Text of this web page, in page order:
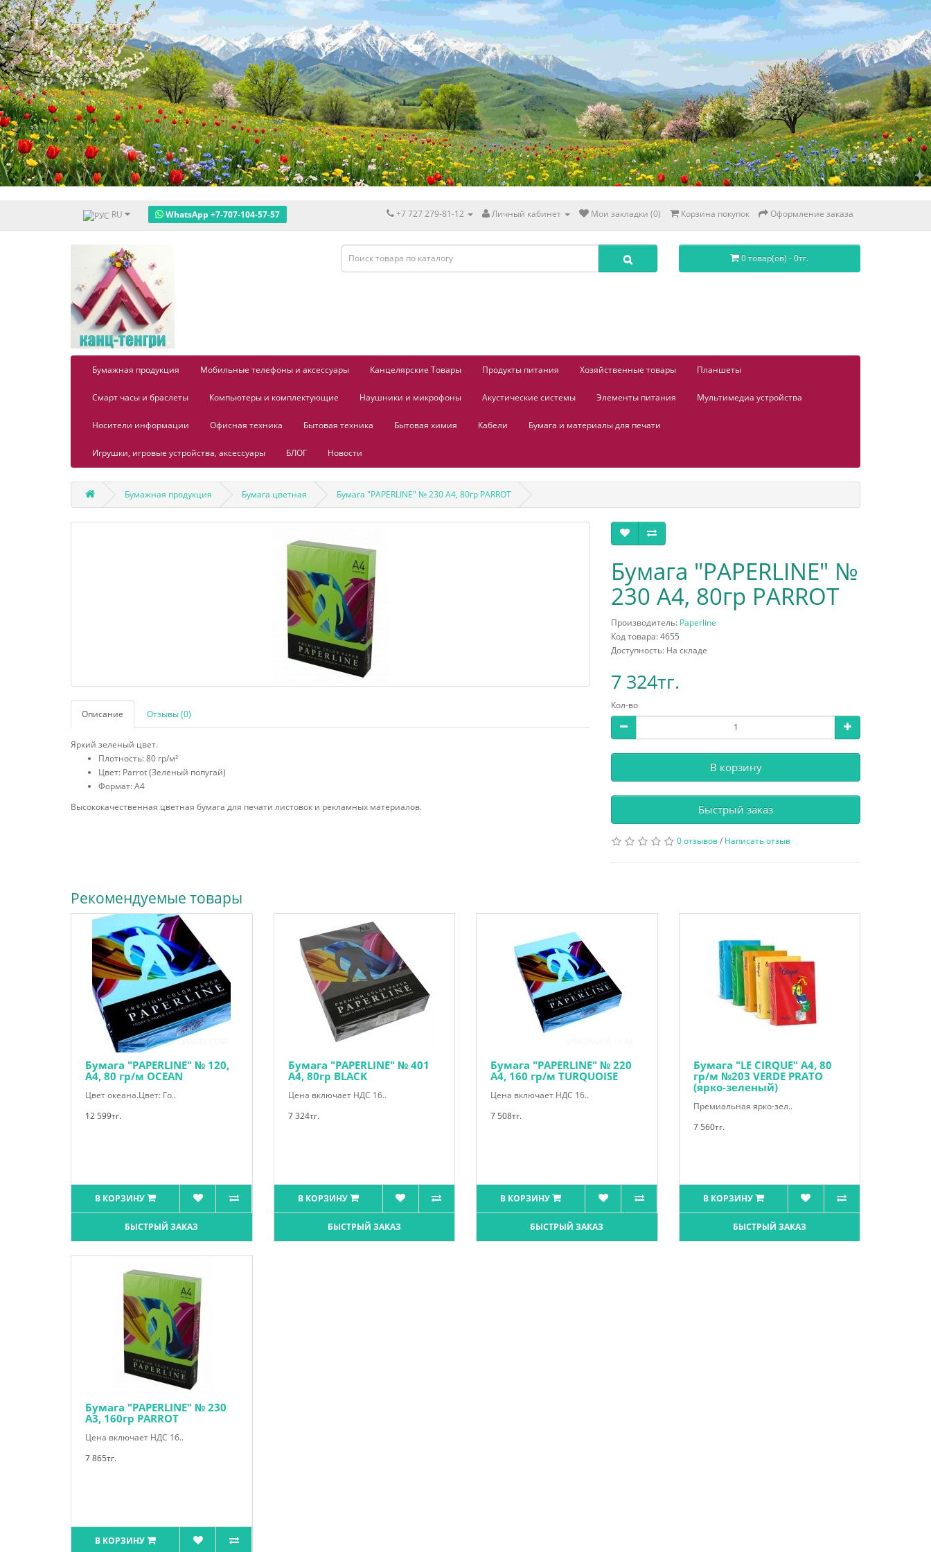
RU WhatsApp +7-707-104-57-57 +7 727 279-81-12 Личный кабинет Мои закладки (0) Корзина покупок Оформление заказа
0 товар(ов) - 0тг.
Бумажная продукция Мобильные телефоны и аксессуары Канцелярские Товары Продукты питания Хозяйственные товары Планшеты
Смарт часы и браслеты Компьютеры и комплектующие Наушники и микрофоны Акустические системы Элементы питания Мультимедиа устройства
Носители информации Офисная техника Бытовая техника Бытовая химия Кабели Бумага и материалы для печати
Игрушки, игровые устройства, аксессуары БЛОГ Новости
Бумажная продукция Бумага цветная Бумага "PAPERLINE" № 230 А4, 80гр PARROT
Описание Отзывы (0)
Яркий зеленый цвет.
Плотность: 80 гр/м²
Цвет: Parrot (Зеленый попугай)
Формат: А4
Высококачественная цветная бумага для печати листовок и рекламных материалов.
Бумага "PAPERLINE" №
230 А4, 80гр PARROT
Производитель: Paperline
Код товара: 4655
Доступность: На складе
7 324тг.
Кол-во
В корзину
Быстрый заказ
0 отзывов/ Написать отзыв
Рекомендуемые товары
Бумага "PAPERLINE" № 120,
А4, 80 гр/м OCEAN
Цвет океана.Цвет: Го..
12 599тг.
В КОРЗИНУ
БЫСТРЫЙ ЗАКАЗ
Бумага "PAPERLINE" № 401
А4, 80гр BLACK
Цена включает НДС 16..
7 324тг.
В КОРЗИНУ
БЫСТРЫЙ ЗАКАЗ
Бумага "PAPERLINE" № 220
А4, 160 гр/м TURQUOISE
Цена включает НДС 16..
7 508тг.
В КОРЗИНУ
БЫСТРЫЙ ЗАКАЗ
Бумага "LE CIRQUE" А4, 80
гр/м №203 VERDE PRATO
(ярко-зеленый)
Премиальная ярко-зел..
7 560тг.
В КОРЗИНУ
БЫСТРЫЙ ЗАКАЗ
Бумага "PAPERLINE" № 230
А3, 160гр PARROT
Цена включает НДС 16..
7 865тг.
В КОРЗИНУ